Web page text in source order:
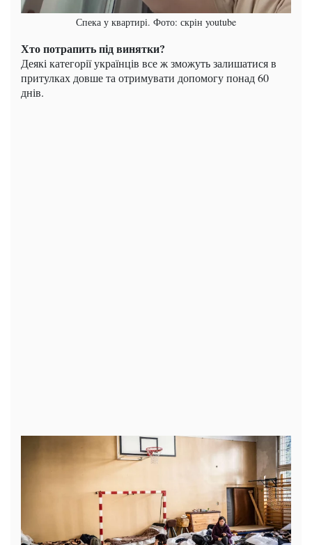
Спека у квартирі. Фото: скрін youtube
Хто потрапить під винятки?
Деякі категорії українців все ж зможуть залишатися в
притулках довше та отримувати допомогу понад 60
днів.